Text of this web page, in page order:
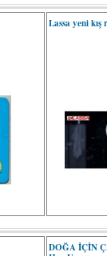
Lassa yeni
DOĞA İÇİN